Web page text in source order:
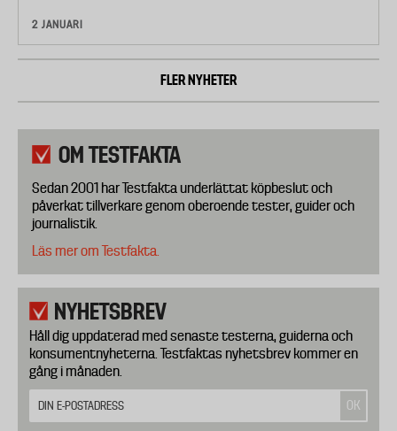
2 JANUARI
FLER NYHETER
OM TESTFAKTA
Sedan 2001 har Testfakta underlättat köpbeslut och
påverkat tillverkare genom oberoende tester, guider och
journalistik.
Läs mer om Testfakta.
NYHETSBREV
Håll dig uppdaterad med senaste testerna, guiderna och
konsumentnyheterna. Testfaktas nyhetsbrev kommer en
gång i månaden.